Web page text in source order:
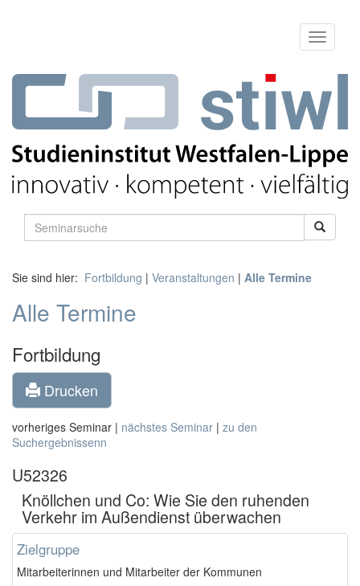
Sie sind hier: Fortbildung | Veranstaltungen | Alle Termine
Alle Termine
Fortbildung
Drucken
vorheriges Seminar | nächstes Seminar | zu den
Suchergebnissenn
U52326
Knöllchen und Co: Wie Sie den ruhenden
Verkehr im Außendienst überwachen
Zielgruppe
Mitarbeiterinnen und Mitarbeiter der Kommunen